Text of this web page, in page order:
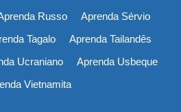
Russo
Aprenda Sérvio
Tagalo
Aprenda Tailandês
Ucraniano
Aprenda Usbeque
Vietnamita